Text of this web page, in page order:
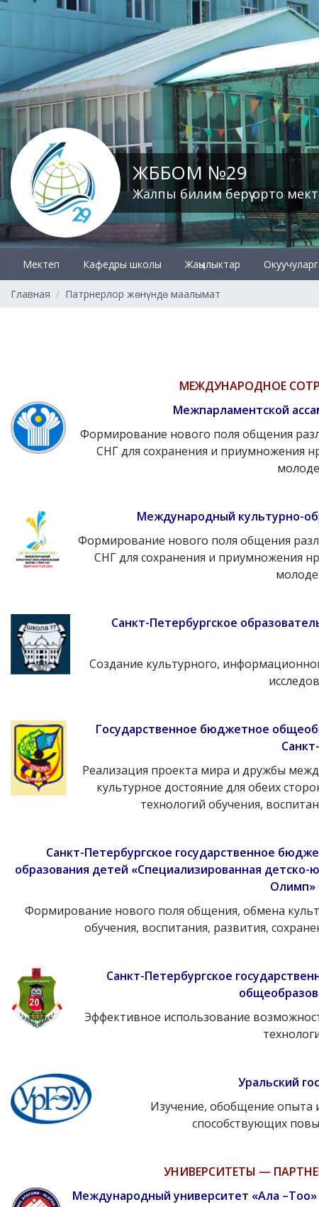
ЖББОМ №29
Жалпы билим берүү орто
Мектеп Кафедры школы Жаңылыктар
Главная Патрнерлор жөнүндө маалымат
МЕЖДУНАРОДНОЕ
Межпарламентской
Формирование нового поля общения
СНГ для сохранения и приумножения
Международный культурно-
Формирование нового поля общения
СНГ для сохранения и приумножения
Санкт-Петербургское
Создание культурного,
Государственное бюджетное
Санкт-
Реализация проекта мира и дружбы
культурное достояние для обеих
технологий обучения,
Санкт-Петербургское государственное
образования детей «Специализированная
Олимп»
Формирование нового поля общения, обмена
обучения, воспитания, развития,
Санкт-Петербургское
Эффективное использование
Уральский
Изучение, обобщение опыта
способствующих
УНИВЕРСИТЕТЫ —
Международный университет «Ала –Тоо»